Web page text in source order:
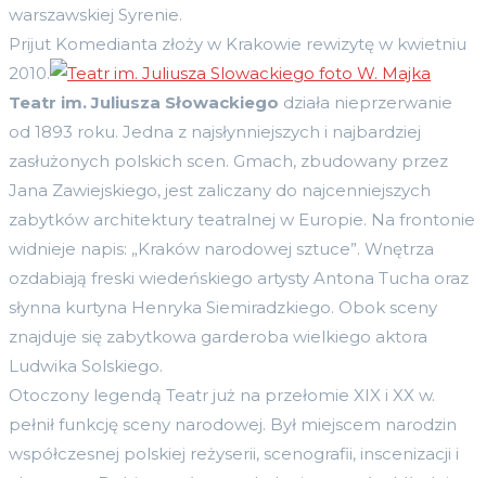
warszawskiej Syrenie.
Prijut Komedianta złoży w Krakowie rewizytę w kwietniu
2010.
Teatr im. Juliusza Słowackiego działa nieprzerwanie
od 1893 roku. Jedna z najsłynniejszych i najbardziej
zasłużonych polskich scen. Gmach, zbudowany przez
Jana Zawiejskiego, jest zaliczany do najcenniejszych
zabytków architektury teatralnej w Europie. Na frontonie
widnieje napis: „Kraków narodowej sztuce”. Wnętrza
ozdabiają freski wiedeńskiego artysty Antona Tucha oraz
słynna kurtyna Henryka Siemiradzkiego. Obok sceny
znajduje się zabytkowa garderoba wielkiego aktora
Ludwika Solskiego.
Otoczony legendą Teatr już na przełomie XIX i XX w.
pełnił funkcję sceny narodowej. Był miejscem narodzin
współczesnej polskiej reżyserii, scenografii, inscenizacji i